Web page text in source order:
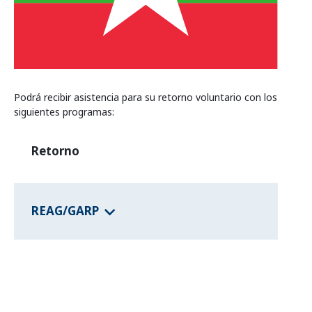
Programas de los estados federales
Información del país
Podrá recibir asistencia para su retorno voluntario con los
siguientes programas:
Retorno
REAG/GARP